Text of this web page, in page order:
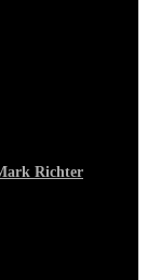
Richter